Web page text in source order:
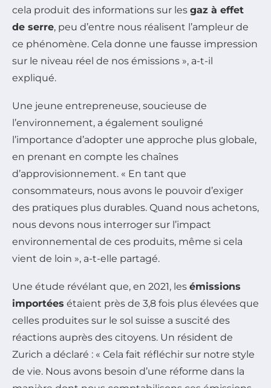
cela produit des informations sur les gaz à effet
de serre, peu d’entre nous réalisent l’ampleur de
ce phénomène. Cela donne une fausse impression
sur le niveau réel de nos émissions », a-t-il
expliqué.
Une jeune entrepreneuse, soucieuse de
l’environnement, a également souligné
l’importance d’adopter une approche plus globale,
en prenant en compte les chaînes
d’approvisionnement. « En tant que
consommateurs, nous avons le pouvoir d’exiger
des pratiques plus durables. Quand nous achetons,
nous devons nous interroger sur l’impact
environnemental de ces produits, même si cela
vient de loin », a-t-elle partagé.
Une étude révélant que, en 2021, les émissions
importées étaient près de 3,8 fois plus élevées que
celles produites sur le sol suisse a suscité des
réactions auprès des citoyens. Un résident de
Zurich a déclaré : « Cela fait réfléchir sur notre style
de vie. Nous avons besoin d’une réforme dans la